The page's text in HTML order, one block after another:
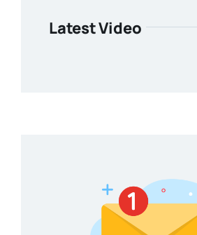
Latest Video